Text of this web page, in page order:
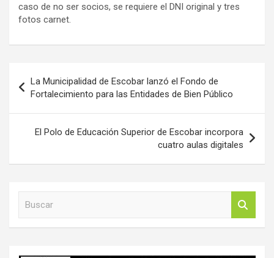
caso de no ser socios, se requiere el DNI original y tres
fotos carnet.
de
entradas
La Municipalidad de Escobar lanzó el Fondo de
Fortalecimiento para las Entidades de Bien Público
El Polo de Educación Superior de Escobar incorpora
cuatro aulas digitales